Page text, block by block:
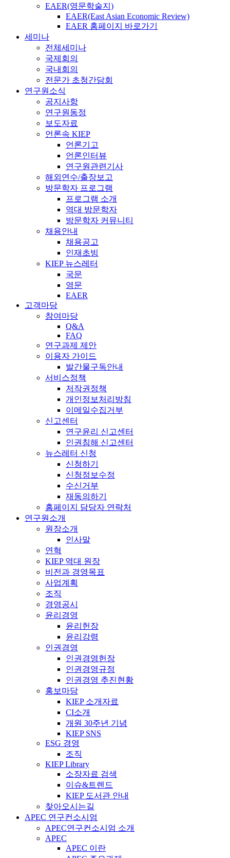
EAER(영문학술지)
EAER(East Asian Economic Review)
EAER 홈페이지 바로가기
세미나
전체세미나
국제회의
국내회의
전문가 초청간담회
연구원소식
공지사항
연구원동정
보도자료
언론속 KIEP
언론기고
언론인터뷰
연구원관련기사
해외연수/출장보고
방문학자 프로그램
프로그램 소개
역대 방문학자
방문학자 커뮤니티
채용안내
채용공고
인재초빙
KIEP 뉴스레터
국문
영문
EAER
고객마당
참여마당
Q&A
FAQ
연구과제 제안
이용자 가이드
발간물구독안내
서비스정책
저작권정책
개인정보처리방침
이메일수집거부
신고센터
연구윤리 신고센터
인권침해 신고센터
뉴스레터 신청
신청하기
신청정보수정
수신거부
재동의하기
홈페이지 담당자 연락처
연구원소개
원장소개
인사말
연혁
KIEP 역대 원장
비전과 경영목표
사업계획
조직
경영공시
윤리경영
윤리헌장
윤리강령
인권경영
인권경영헌장
인권경영규정
인권경영 추진현황
홍보마당
KIEP 소개자료
CI소개
개원 30주년 기념
KIEP SNS
ESG 경영
조직
KIEP Library
소장자료 검색
이슈&트렌드
KIEP 도서관 안내
찾아오시는길
APEC 연구컨소시엄
APEC연구컨소시엄 소개
APEC
APEC 이란